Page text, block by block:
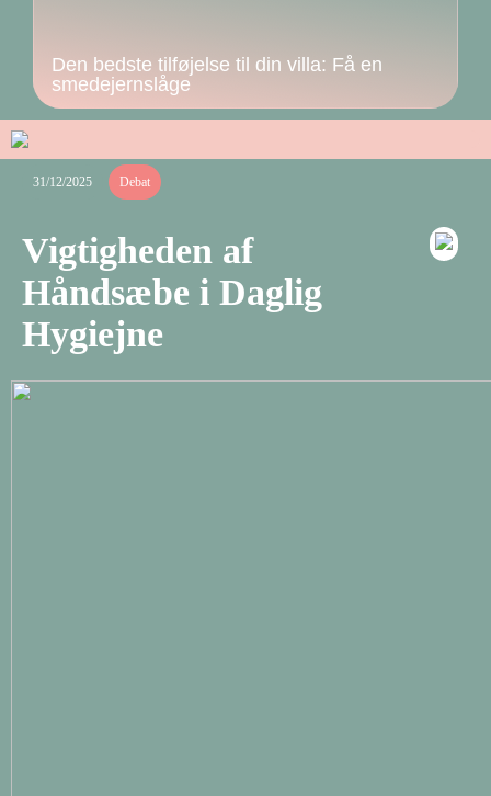
Den bedste tilføjelse til din villa: Få en
smedejernslåge
31/12/2025 Debat
Vigtigheden af
Håndsæbe i Daglig
Hygiejne